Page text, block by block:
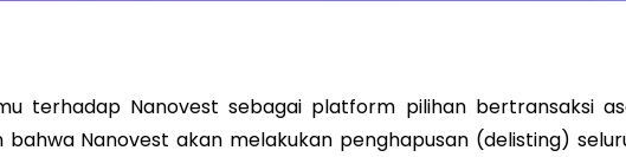
terhadap Nanovest sebagai platform pilihan bertransaksi
Nanovest akan melakukan penghapusan (delisting)